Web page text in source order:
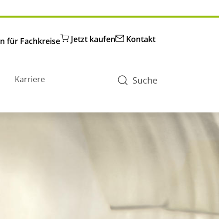
für Fachkreise Jetzt kaufen Kontakt
Karriere
Suche